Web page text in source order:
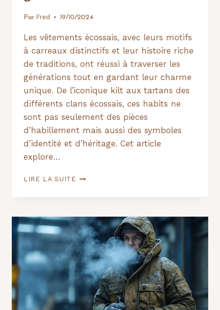
Par Fred 19/10/2024
Les vêtements écossais, avec leurs motifs
à carreaux distinctifs et leur histoire riche
de traditions, ont réussi à traverser les
générations tout en gardant leur charme
unique. De l’iconique kilt aux tartans des
différents clans écossais, ces habits ne
sont pas seulement des pièces
d’habillement mais aussi des symboles
d’identité et d’héritage. Cet article
explore…
LIRE LA SUITECOMMENT
TRAVERSENT
LES
GÉNÉRATIONS